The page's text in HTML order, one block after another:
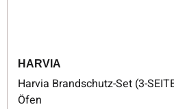
HARVIA
Harvia Brandschutz-Set (3-
Öfen